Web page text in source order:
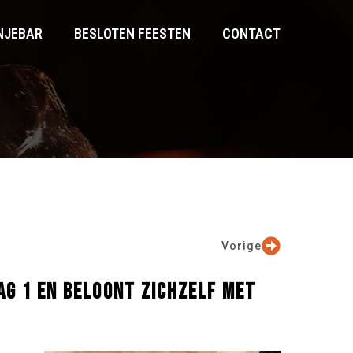
BESLOTEN FEESTEN CONTACT
Vorige
1 EN BELOONT ZICHZELF MET